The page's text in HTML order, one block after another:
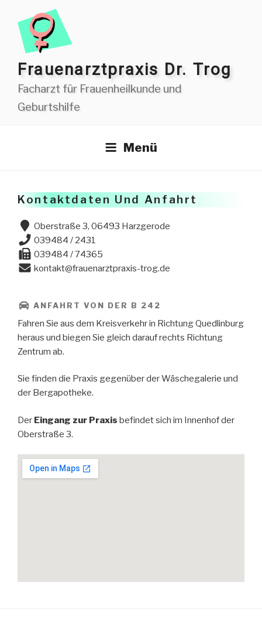
Inhalt
springen
Frauen­arzt­praxis Dr. Trog
Facharzt für Frauenheilkunde und
Geburtshilfe
Menü
Kontaktdaten Und Anfahrt
Oberstraße 3, 06493 Harzgerode
039484 / 2431
039484 / 74365
kontakt@frauenarztpraxis-trog.de
ANFAHRT VON DER B 242
Fahren Sie aus dem Kreisverkehr in Richtung Quedlinburg
heraus und biegen Sie gleich darauf rechts Richtung
Zentrum ab.
Sie finden die Praxis gegenüber der Wäschegalerie und
der Bergapotheke.
Der Eingang zur Praxis befindet sich im Innenhof der
Oberstraße 3.